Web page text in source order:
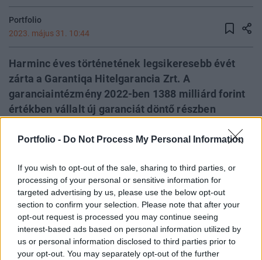
Portfolio - Do Not Process My Personal Information
If you wish to opt-out of the sale, sharing to third parties, or
processing of your personal or sensitive information for
targeted advertising by us, please use the below opt-out
section to confirm your selection. Please note that after your
opt-out request is processed you may continue seeing
interest-based ads based on personal information utilized by
us or personal information disclosed to third parties prior to
your opt-out. You may separately opt-out of the further
Portfolio
2023. május 31. 10:44
Harminc éves történetének legsikeresebb évét
zárta a Garantiqa Hitelgarancia Zrt. A
garanciaintézmény 2022-ben 1388 milliárd forint
értékben vállalt új garanciát döntő részben
összességében 28 százalékkal 2473 milliárd
Ezzel a társaság már 3065 milliárd forint hitel
felvételéhez segítette hozzá a hazai kkv szektort.
2022-ben a hazai kereskedelmi bankok vállalati
hitelállományának bővülése 13,8 százalékot ért el, amelyen
belül a kis- és középvállalati szektornak nyújtott hitelek
állománya 12,7 százalékkal emelkedett. Ehhez a bővülési